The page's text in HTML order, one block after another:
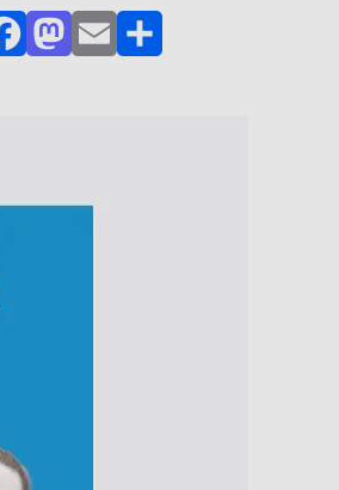
FacebookMastodon
EmailPartager